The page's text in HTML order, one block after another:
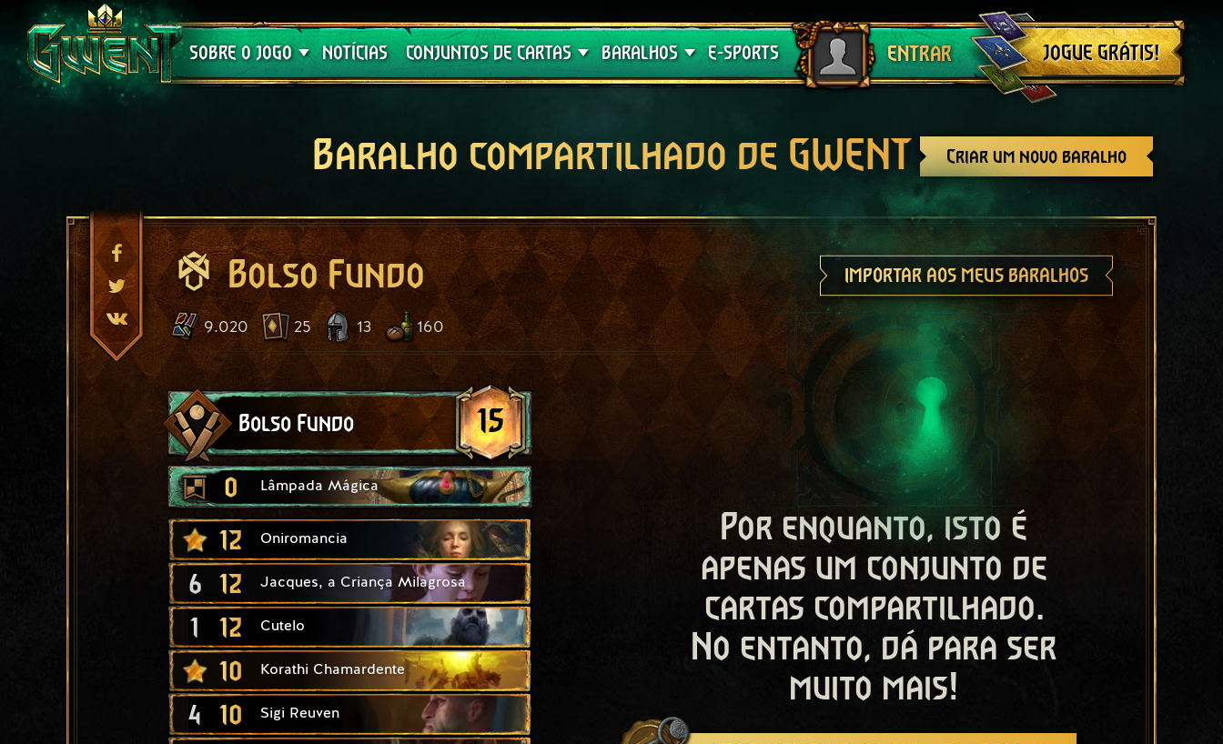
SOBRE O JOGO
Suporte
NOTÍCIAS CONJUNTOS DE CARTAS
Crimson Curse
BARALHOS
Guia de Baralhos
E-SPORTS ENTRAR
Sair
JOGUE GRÁTIS!
Criar um novo baralho
Baralho compartilhado de GWENT
Bolso Fundo IMPORTAR AOS MEUS BARALHOS
9.020 25 13 160
Bolso Fundo 15
0 Lâmpada Mágica
12 Oniromancia
6 12 Jacques, a Criança Milagrosa
1 12 Cutelo
10 Korathi Chamardente
4 10 Sigi Reuven
Por enquanto, isto é
apenas um conjunto de
cartas compartilhado.
No entanto, dá para ser
muito mais!